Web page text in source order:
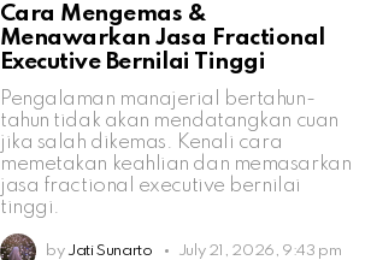
Cara Mengemas &
Menawarkan Jasa Fractional
Executive Bernilai Tinggi
Pengalaman manajerial bertahun-
tahun tidak akan mendatangkan cuan
jika salah dikemas. Kenali cara
memetakan keahlian dan memasarkan
jasa fractional executive bernilai
tinggi.
by Jati Sunarto July 21, 2026, 9:43 pm